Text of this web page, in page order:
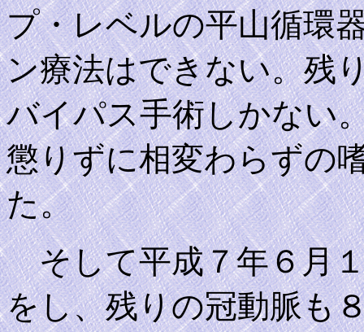
プ・レベルの平山循環
ン療法はできない。残
バイパス手術しかない
懲りずに相変わらずの
た。
そして平成７年６月
をし、残りの冠動脈も